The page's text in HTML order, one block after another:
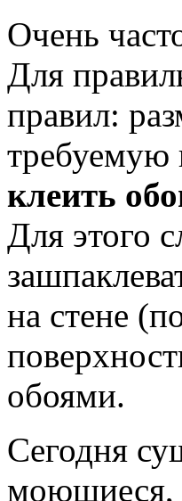
Очень
Для
правил:
требуемую
клеить
Для этого
на стене
обоями.
Сегодня
моющиеся,